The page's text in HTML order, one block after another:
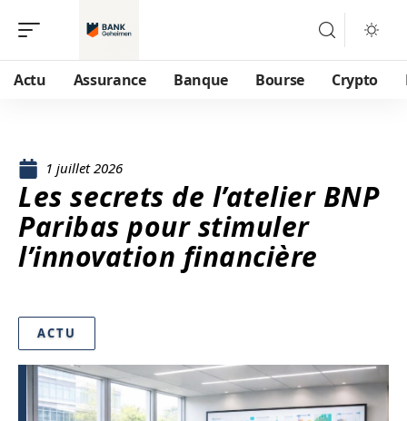
Actu Assurance Banque Bourse Crypto
1 juillet 2026
Les secrets de l’atelier BNP
Paribas pour stimuler
l’innovation financière
ACTU